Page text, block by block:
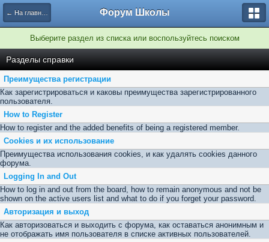
← На главную страницу Форум Школы
Выберите раздел из списка или воспользуйтесь поиском
Разделы справки
Преимущества регистрации
Как зарегистрироваться и каковы преимущества зарегистрированного
пользователя.
How to Register
How to register and the added benefits of being a registered member.
Cookies и их использование
Преимущества использования cookies, и как удалять cookies данного
форума.
Logging In and Out
How to log in and out from the board, how to remain anonymous and not be
shown on the active users list and what to do if you forget your password.
Авторизация и выход
Как авторизоваться и выходить с форума, как оставаться анонимным и
не отображать имя пользователя в списке активных пользователей.